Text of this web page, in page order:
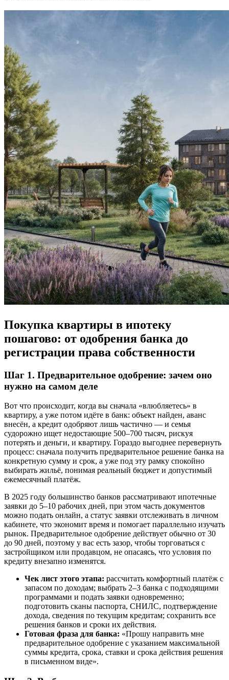
Покупка квартиры в ипотеку
пошагово: от одобрения банка до
регистрации права собственности
Шаг 1. Предварительное одобрение: зачем оно
нужно на самом деле
Вот что происходит, когда вы сначала «влюбляетесь» в
квартиру, а уже потом идёте в банк: объект найден, аванс
внесён, а кредит одобряют лишь частично — и семья
судорожно ищет недостающие 500–700 тысяч, рискуя
потерять и деньги, и квартиру. Гораздо выгоднее перевернуть
процесс: сначала получить предварительное решение банка на
конкретную сумму и срок, а уже под эту рамку спокойно
выбирать жильё, понимая реальный бюджет и допустимый
ежемесячный платёж.
В 2025 году большинство банков рассматривают ипотечные
заявки до 5–10 рабочих дней, при этом часть документов
можно подать онлайн, а статус заявки отслеживать в личном
кабинете, что экономит время и помогает параллельно изучать
рынок. Предварительное одобрение действует обычно от 30
до 90 дней, поэтому у вас есть зазор, чтобы торговаться с
застройщиком или продавцом, не опасаясь, что условия по
кредиту внезапно изменятся.
Чек лист этого этапа: рассчитать комфортный платёж с
запасом по доходам; выбрать 2–3 банка с подходящими
программами и подать заявки одновременно;
подготовить сканы паспорта, СНИЛС, подтверждение
дохода, сведения по текущим кредитам; сохранить все
решения банков и сроки их действия.
Готовая фраза для банка: «Прошу направить мне
предварительное одобрение с указанием максимальной
суммы кредита, срока, ставки и срока действия решения
в письменном виде».